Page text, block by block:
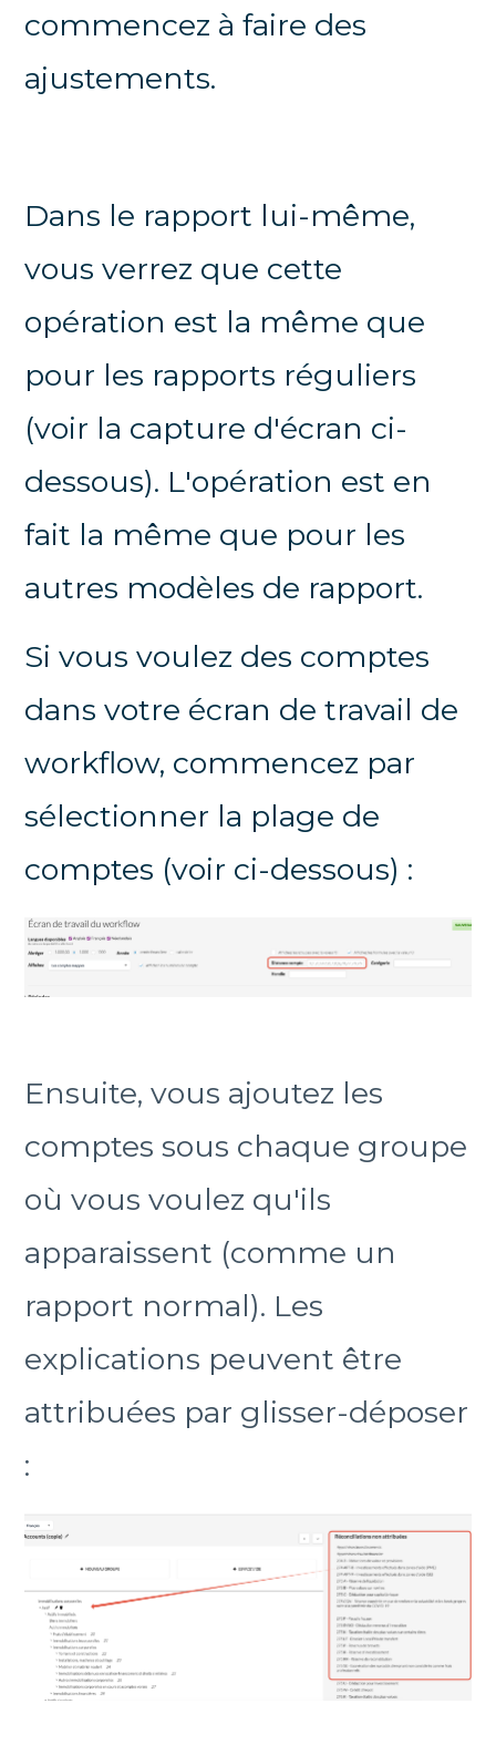
commencez à faire des
ajustements.
Dans le rapport lui-même,
vous verrez que cette
opération est la même que
pour les rapports réguliers
(voir la capture d'écran ci-
dessous). L'opération est en
fait la même que pour les
autres modèles de rapport.
Si vous voulez des comptes
dans votre écran de travail de
workflow, commencez par
sélectionner la plage de
comptes (voir ci-dessous) :
Ensuite, vous ajoutez les
comptes sous chaque groupe
où vous voulez qu'ils
apparaissent (comme un
rapport normal). Les
explications peuvent être
attribuées par glisser-déposer
: